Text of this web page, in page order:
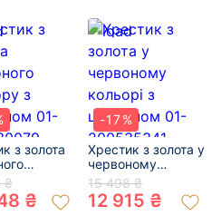
з золота
з
01-
₴
₴
-17%
Хрестик з золота у
червоному
кольорі з
цирконом 01-
200535341
15 498 ₴
12 915 ₴